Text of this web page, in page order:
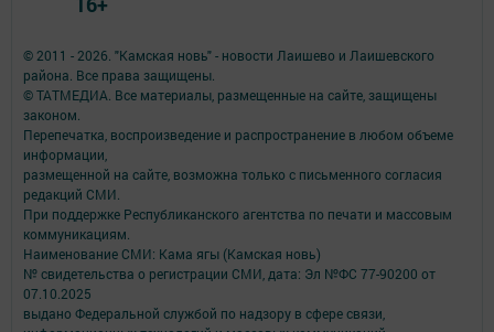
© 2011 - 2026. "Камская новь" - новости Лаишево и Лаишевского
района. Все права защищены.
© ТАТМЕДИА. Все материалы, размещенные на сайте, защищены
законом.
Перепечатка, воспроизведение и распространение в любом объеме
информации,
размещенной на сайте, возможна только с письменного согласия
редакций СМИ.
При поддержке Республиканского агентства по печати и массовым
коммуникациям.
Наименование СМИ: Кама ягы (Камская новь)
№ свидетельства о регистрации СМИ, дата: Эл №ФC 77-90200 от
07.10.2025
выдано Федеральной службой по надзору в сфере связи,